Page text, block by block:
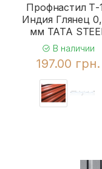
Профнастил Т-
Индия Глянец
мм TATA
В наличии
197.00 грн.